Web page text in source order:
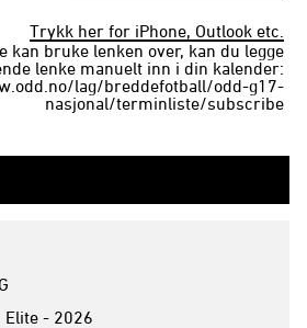
Trykk her for iPhone, Outlook etc.
kan bruke lenken over, kan du legge
lenke manuelt inn i din kalender:
lag/breddefotball/odd-g17-
nasjonal/terminliste/subscribe
Elite - 2026